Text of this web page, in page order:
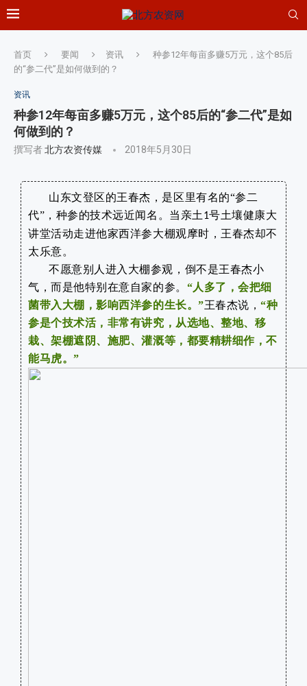
首页 要闻 资讯
种参12年每亩多赚5万元，这个85后
的“参二代”是如何做到的？
资讯
种参12年每亩多赚5万元，这个85后的“参二代”是如
何做到的？
撰写者北方农资传媒 2018年5月30日
山东文登区的王春杰，是区里有名的“参二
代”，种参的技术远近闻名。当亲土 1号土壤健康大
讲堂活动走进他家西洋参大棚观摩时，王春杰却不
太乐意。
不愿意别人进入大棚参观，倒不是王春杰小
气，而是他特别在意自家的参。 “人多了，会把细
菌带入大棚，影响西洋参的生长。”王春杰说，“种
参是个技术活，非常有讲究，从选地、整地、移
栽、架棚遮阴、施肥、灌溉等，都要精耕细作，不
能马虎。”